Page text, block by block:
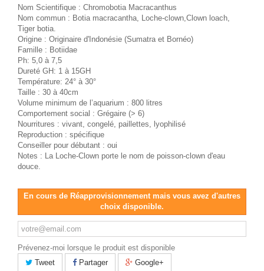
Nom Scientifique : Chromobotia Macracanthus
Nom commun : Botia macracantha, Loche-clown,Clown loach,
Tiger botia.
Origine : Originaire d'Indonésie (Sumatra et Bornéo)
Famille : Botiidae
Ph: 5,0 à 7,5
Dureté GH: 1 à 15GH
Température: 24° à 30°
Taille : 30 à 40cm
Volume minimum de l’aquarium : 800 litres
Comportement social : Grégaire (> 6)
Nourritures : vivant, congelé, paillettes, lyophilisé
Reproduction : spécifique
Conseiller pour débutant : oui
Notes : La Loche-Clown porte le nom de poisson-clown d'eau
douce.
En cours de Réapprovisionnement mais vous avez d'autres
choix disponible.
Prévenez-moi lorsque le produit est disponible
Tweet
Partager Google+